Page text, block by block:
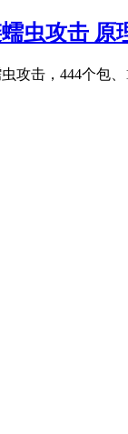
虫攻击
攻击，444个包